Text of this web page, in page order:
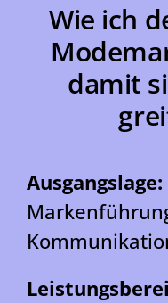
Wie ich
damit
Ausgangslage: